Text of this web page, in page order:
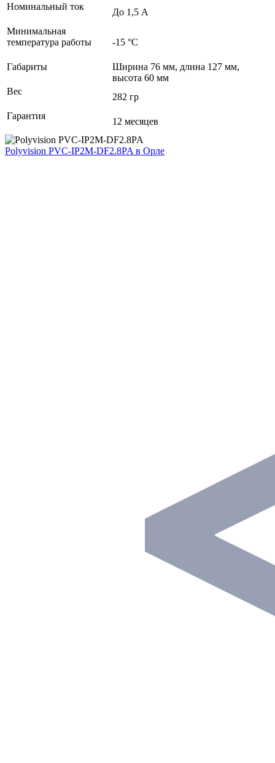
Номинальный ток
До 1,5 А
Минимальная
температура работы
-15 °С
Габариты
Ширина 76 мм, длина 127 мм,
высота 60 мм
Вес
282 гр
Гарантия
12 месяцев
Polyvision PVC-IP2M-DF2.8PA в Орле